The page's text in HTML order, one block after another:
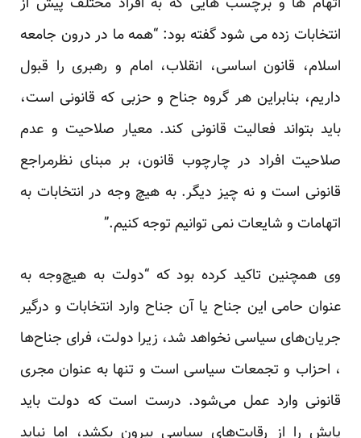
انتخابات زده می شود گفته بود: “همه ما در درون جامعه
اسلام، قانون اساسی، انقلاب، امام و رهبری را قبول
داریم، بنابراین هر گروه جناح و حزبی که قانونی است،
باید بتواند فعالیت قانونی کند. معیار صلاحیت و عدم
صلاحیت افراد در چارچوب قانون، بر مبنای نظرمراجع
قانونی است و نه چیز دیگر. به هیچ وجه در انتخابات به
اتهامات و شایعات نمی توانیم توجه کنیم.”
وی همچنین تاکید کرده بود که “دولت به هیچ‌وجه به
عنوان حامی این جناح یا آن جناح وارد انتخابات و درگیر
جریان‌های سیاسی نخواهد شد، زیرا دولت، فرای جناح‌ها
، احزاب و تجمعات سیاسی است و تنها به عنوان مجری
قانونی وارد عمل می‌شود. درست است که دولت باید
پایش را از رقابت‌های سیاسی بیرون بکشد، اما نباید